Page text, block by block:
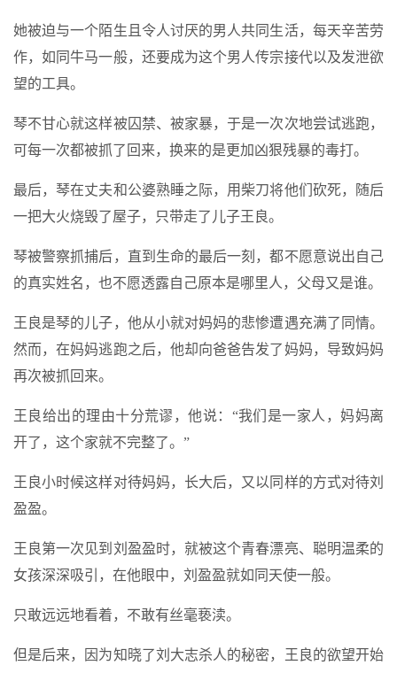
她被迫与一个陌生且令人讨厌的男人共同生活，每天辛苦劳
作，如同牛马一般，还要成为这个男人传宗接代以及发泄欲
望的工具。
琴不甘心就这样被囚禁、被家暴，于是一次次地尝试逃跑，
可每一次都被抓了回来，换来的是更加凶狠残暴的毒打。
最后，琴在丈夫和公婆熟睡之际，用柴刀将他们砍死，随后
一把大火烧毁了屋子，只带走了儿子王良。
琴被警察抓捕后，直到生命的最后一刻，都不愿意说出自己
的真实姓名，也不愿透露自己原本是哪里人，父母又是谁。
王良是琴的儿子，他从小就对妈妈的悲惨遭遇充满了同情。
然而，在妈妈逃跑之后，他却向爸爸告发了妈妈，导致妈妈
再次被抓回来。
王良给出的理由十分荒谬，他说：“我们是一家人，妈妈离
开了，这个家就不完整了。”
王良小时候这样对待妈妈，长大后，又以同样的方式对待刘
盈盈。
王良第一次见到刘盈盈时，就被这个青春漂亮、聪明温柔的
女孩深深吸引，在他眼中，刘盈盈就如同天使一般。
只敢远远地看着，不敢有丝毫亵渎。
但是后来，因为知晓了刘大志杀人的秘密，王良的欲望开始